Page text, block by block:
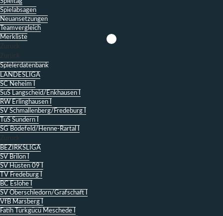
Spielabsagen
Neuansetzungen
Teamvergleich
Merkliste
Zurück
Zurück
Spielerdatenbank
LANDESLIGA
SC Neheim I
SuS Langscheid/Enkhausen I
RW Erlinghausen I
SV Schmallenberg/Fredeburg I
TuS Sundern I
SG Bödefeld/Henne-Rartal I
Zurück
BEZIRKSLIGA
SV Brilon I
SV Hüsten 09 I
TV Fredeburg I
BC Eslohe I
SV Oberschledorn/Grafschaft I
VfB Marsberg I
Fatih Türkgücü Meschede I